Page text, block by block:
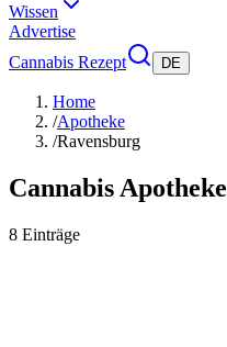
Wissen
Advertise
Cannabis Rezept
DE
Home
/Apotheke
/Ravensburg
Cannabis Apotheke
8 Einträge